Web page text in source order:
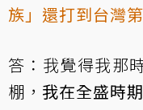
族」還打到台灣
答：我覺得我那
棚， 我在全盛時